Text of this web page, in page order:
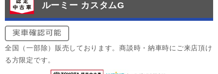
ルーミー カスタムG
全国（一部除）販売しております。商談時・納車時にご来店頂け
る方限定です。